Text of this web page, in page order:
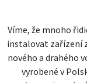
Víme, že mnoho
instalovat zařízení
nového a drahého
vyrobené v